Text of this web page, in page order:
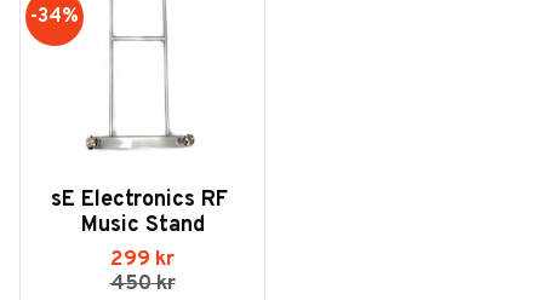
sE Electronics RF
Music Stand
299 kr
450kr
34%